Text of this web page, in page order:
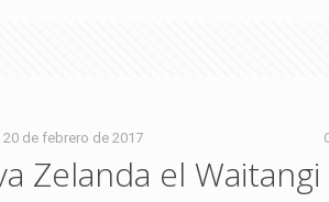
20 de febrero de 2017
Zelanda el Waitangi